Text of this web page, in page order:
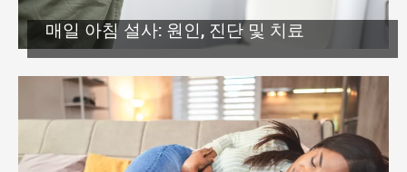
매일 아침 설사: 원인, 진단 및 치료